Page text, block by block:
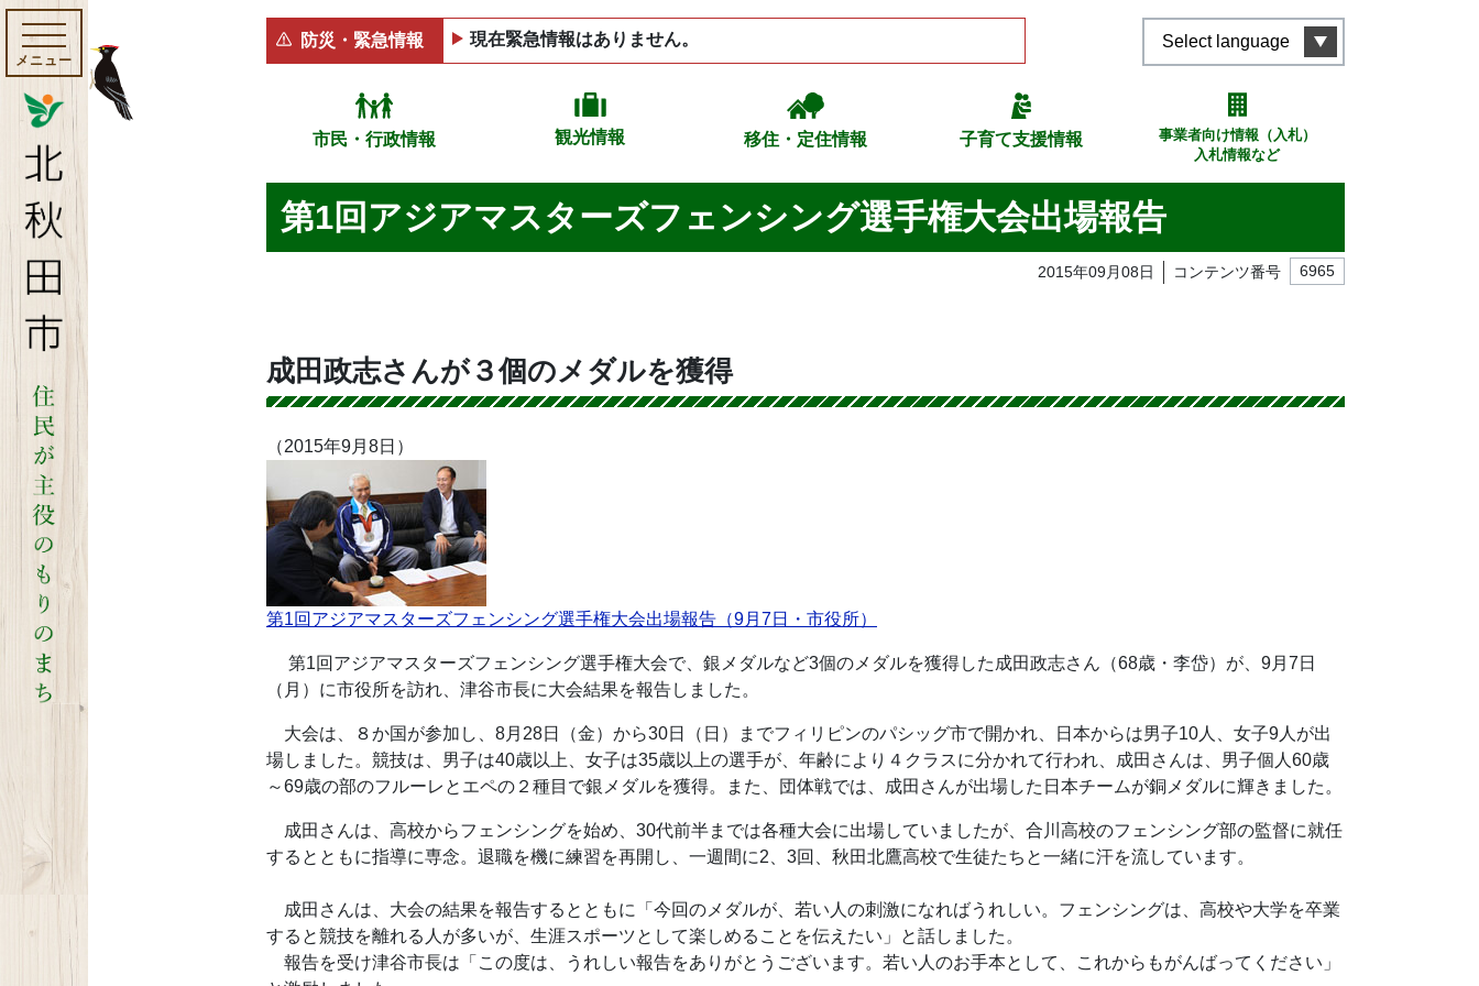
メニュー
防災・緊急情報 現在緊急情報はありません。 Select language
市民・行政情報 観光情報 移住・定住情報 子育て支援情報
事業者向け情報（入札）
入札情報など
第1回アジアマスターズフェンシング選手権大会出場報告
2015年09月08日 コンテンツ番号 6965
成田政志さんが３個のメダルを獲得
（2015年9月8日）
第1回アジアマスターズフェンシング選手権大会出場報告（9月7日・市役所）
第1回アジアマスターズフェンシング選手権大会で、銀メダルなど3個のメダルを獲得した成田政志さん（68歳・李岱）が、9月7日
（月）に市役所を訪れ、津谷市長に大会結果を報告しました。
大会は、８か国が参加し、8月28日（金）から30日（日）までフィリピンのパシッグ市で開かれ、日本からは男子10人、女子9人が出
場しました。競技は、男子は40歳以上、女子は35歳以上の選手が、年齢により４クラスに分かれて行われ、成田さんは、男子個人60歳
～69歳の部のフルーレとエペの２種目で銀メダルを獲得。また、団体戦では、成田さんが出場した日本チームが銅メダルに輝きました。
成田さんは、高校からフェンシングを始め、30代前半までは各種大会に出場していましたが、合川高校のフェンシング部の監督に就任
するとともに指導に専念。退職を機に練習を再開し、一週間に2、3回、秋田北鷹高校で生徒たちと一緒に汗を流しています。
成田さんは、大会の結果を報告するとともに「今回のメダルが、若い人の刺激になればうれしい。フェンシングは、高校や大学を卒業
すると競技を離れる人が多いが、生涯スポーツとして楽しめることを伝えたい」と話しました。
報告を受け津谷市長は「この度は、うれしい報告をありがとうございます。若い人のお手本として、これからもがんばってください」